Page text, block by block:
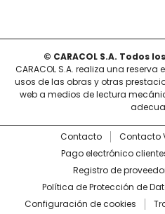
© CARACOL S.A. Todos
CARACOL S.A. realiza una
usos de las obras y otras
web a medios de lectura
Contacto Contacto
Pago electrónico
Registro de
Política de Protección de
Configuración de cookies